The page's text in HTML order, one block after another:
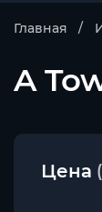
Главная
A
Цена